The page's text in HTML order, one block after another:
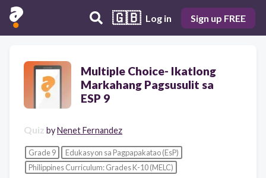
🇬🇧 Log in Sign up FREE
Multiple Choice- Ikatlong
Markahang Pagsusulit sa
ESP 9
Quiz byNenet Fernandez
Grade 9
Edukasyon sa Pagpapakatao (EsP)
Philippines Curriculum: Grades K-10 (MELC)